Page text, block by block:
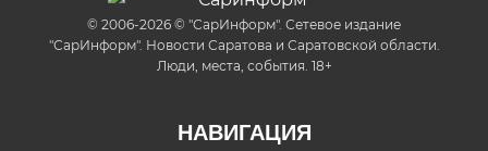
© 2006-2026 © "СарИнформ". Сетевое издание
"СарИнформ". Новости Саратова и Саратовской области.
Люди, места, события. 18+
НАВИГАЦИЯ